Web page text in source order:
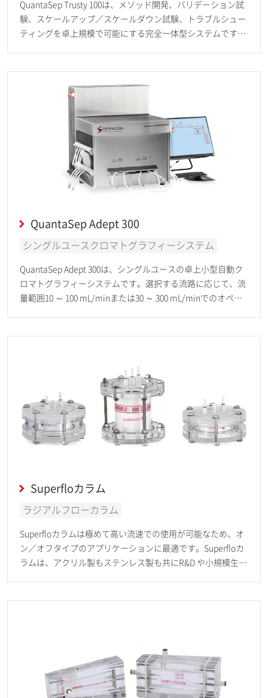
QuantaSep Trusty 100は、メソッド開発、バリデーション試
験、スケールアップ／スケールダウン試験、トラブルシュー
ティングを卓上規模で可能にする完全一体型システムです。
QuantaSep Adept 300
シングルユースクロマトグラフィーシステム
QuantaSep Adept 300は、シングルユースの卓上小型自動ク
ロマトグラフィーシステムです。選択する流路に応じて、流
量範囲10 ～ 100 mL/minまたは30 ～ 300 mL/minでのオペレ
Superfloカラム
ラジアルフローカラム
Superfloカラムは極めて高い流速での使用が可能なため、オ
ン／オフタイプのアプリケーションに最適です。Superfloカ
ラムは、アクリル製もステンレス製も共にR&D や小規模生産